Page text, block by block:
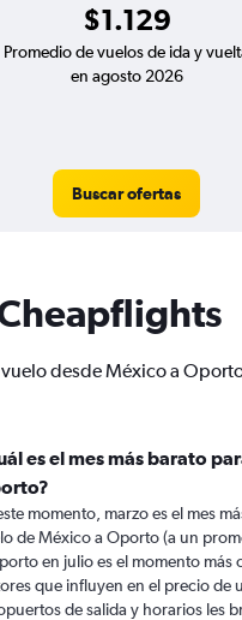
$1.129
Promedio de vuelos de ida y
en agosto 2026
Buscar ofertas
desde México a
es el mes más barato
momento, marzo es el mes
de México a Oporto (a un
en julio es el momento más
que influyen en el precio de
de salida y horarios les